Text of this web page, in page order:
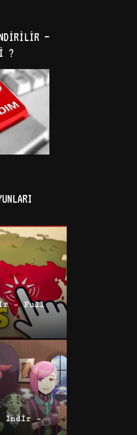
–
?
– Full
İndir –